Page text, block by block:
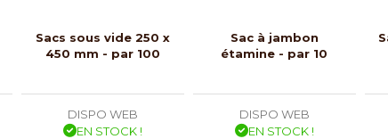
Sacs sous vide 250 x
450 mm - par 100
DISPO WEB
EN STOCK !
Sac à jambon
étamine - par 10
DISPO WEB
EN STOCK !